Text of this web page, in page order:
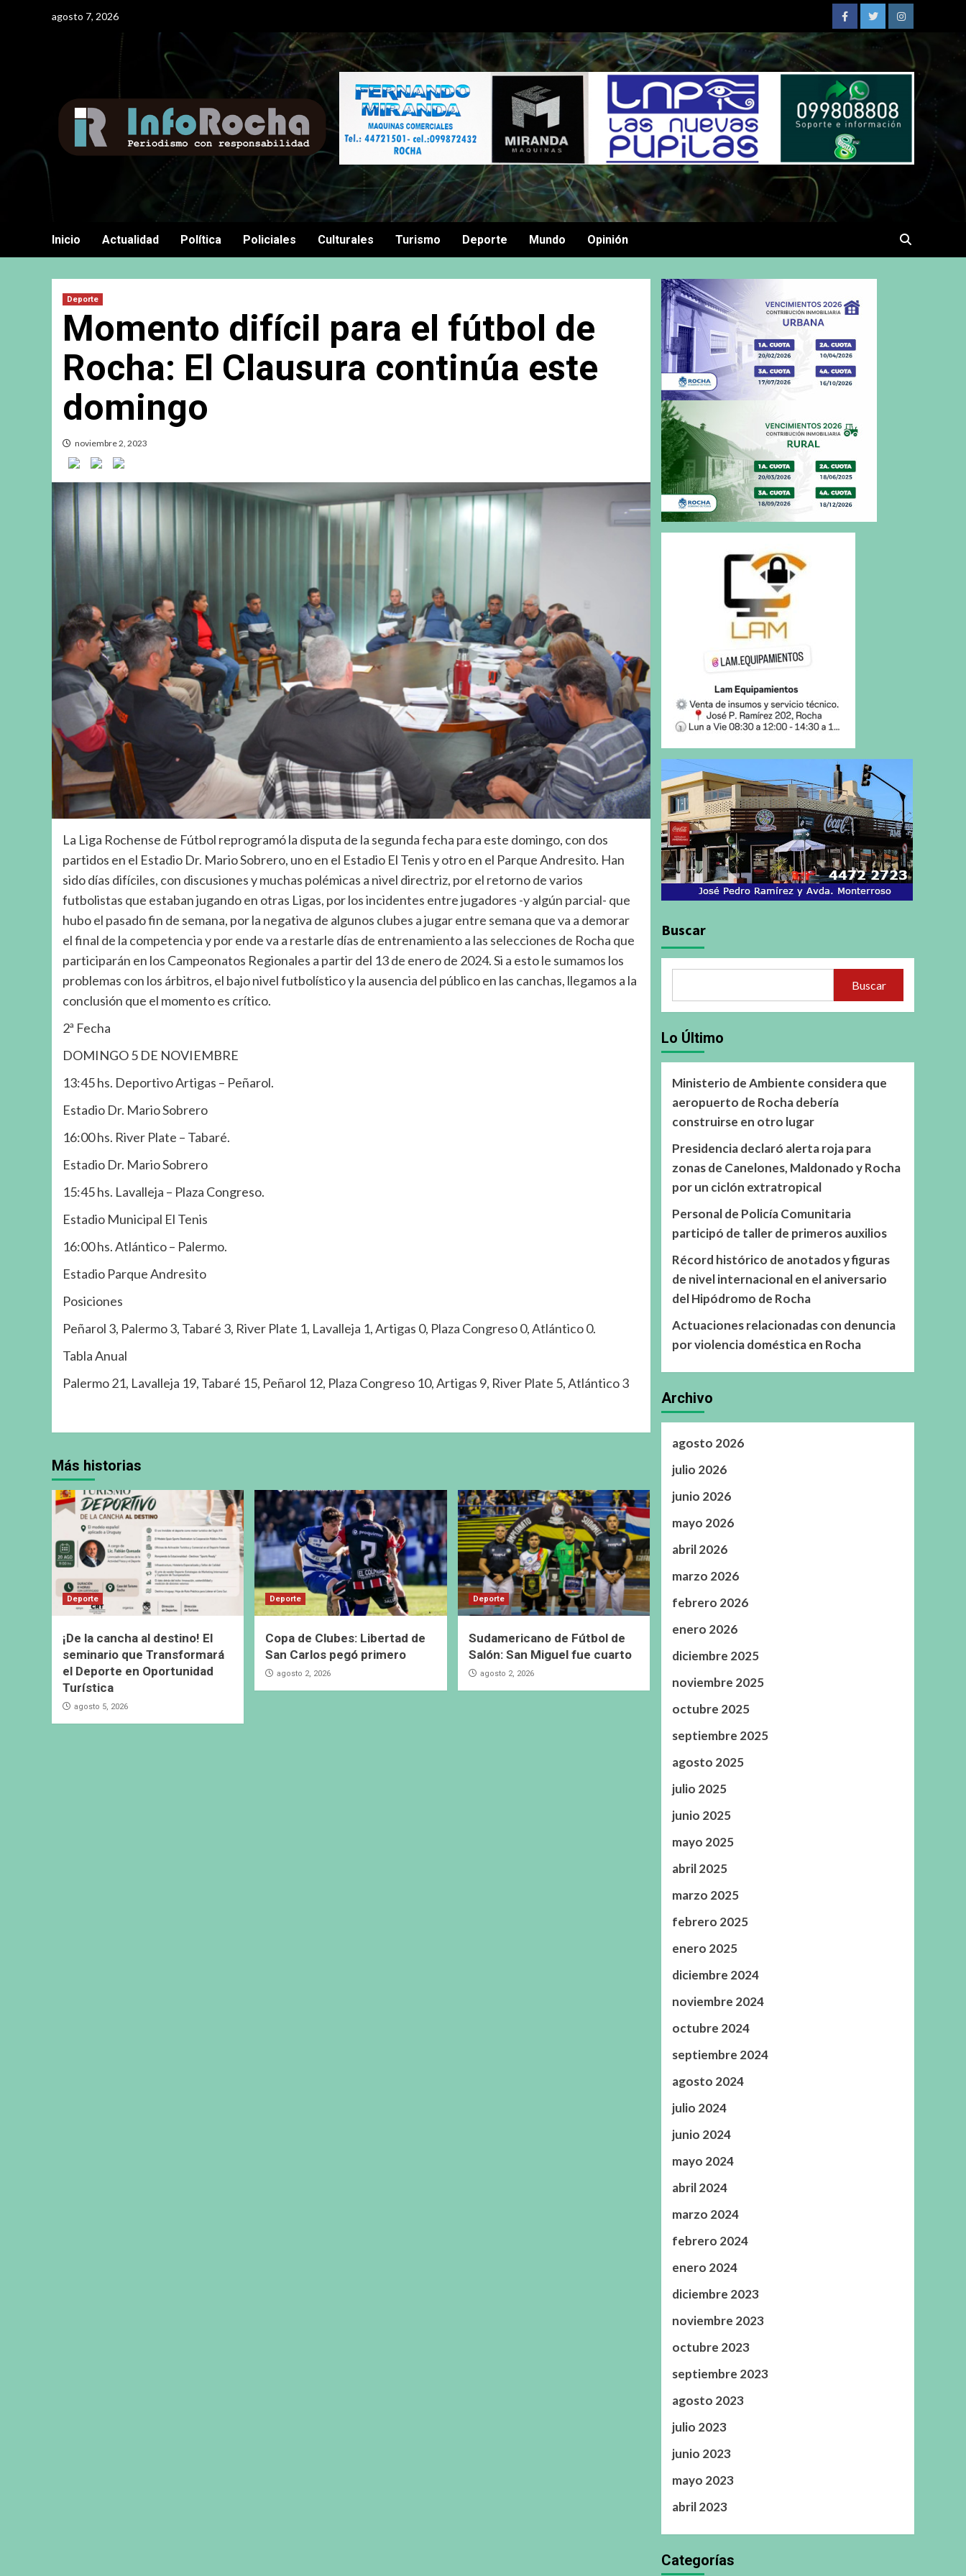
agosto 7, 2026
FacebookTwitterInstagram
Inicio Actualidad Política Policiales Culturales Turismo Deporte Mundo Opinión
Deporte
Momento difícil para el fútbol de
Rocha: El Clausura continúa este
domingo
noviembre 2, 2023
La Liga Rochense de Fútbol reprogramó la disputa de la segunda fecha para este domingo, con dos
partidos en el Estadio Dr. Mario Sobrero, uno en el Estadio El Tenis y otro en el Parque Andresito. Han
sido días difíciles, con discusiones y muchas polémicas a nivel directriz, por el retorno de varios
futbolistas que estaban jugando en otras Ligas, por los incidentes entre jugadores -y algún parcial- que
hubo el pasado fin de semana, por la negativa de algunos clubes a jugar entre semana que va a demorar
el final de la competencia y por ende va a restarle días de entrenamiento a las selecciones de Rocha que
participarán en los Campeonatos Regionales a partir del 13 de enero de 2024. Si a esto le sumamos los
problemas con los árbitros, el bajo nivel futbolístico y la ausencia del público en las canchas, llegamos a la
conclusión que el momento es crítico.
2ª Fecha
DOMINGO 5 DE NOVIEMBRE
13:45 hs. Deportivo Artigas – Peñarol.
Estadio Dr. Mario Sobrero
16:00 hs. River Plate – Tabaré.
Estadio Dr. Mario Sobrero
15:45 hs. Lavalleja – Plaza Congreso.
Estadio Municipal El Tenis
16:00 hs. Atlántico – Palermo.
Estadio Parque Andresito
Posiciones
Peñarol 3, Palermo 3, Tabaré 3, River Plate 1, Lavalleja 1, Artigas 0, Plaza Congreso 0, Atlántico 0.
Tabla Anual
Palermo 21, Lavalleja 19, Tabaré 15, Peñarol 12, Plaza Congreso 10, Artigas 9, River Plate 5, Atlántico 3
Más historias
Deporte
¡De la cancha al destino! El
seminario que Transformará
el Deporte en Oportunidad
Turística
agosto 5, 2026
Deporte
Copa de Clubes: Libertad de
San Carlos pegó primero
agosto 2, 2026
Deporte
Sudamericano de Fútbol de
Salón: San Miguel fue cuarto
agosto 2, 2026
Buscar
Buscar
Lo Último
Ministerio de Ambiente considera que
aeropuerto de Rocha debería
construirse en otro lugar
Presidencia declaró alerta roja para
zonas de Canelones, Maldonado y Rocha
por un ciclón extratropical
Personal de Policía Comunitaria
participó de taller de primeros auxilios
Récord histórico de anotados y figuras
de nivel internacional en el aniversario
del Hipódromo de Rocha
Actuaciones relacionadas con denuncia
por violencia doméstica en Rocha
Archivo
agosto 2026
julio 2026
junio 2026
mayo 2026
abril 2026
marzo 2026
febrero 2026
enero 2026
diciembre 2025
noviembre 2025
octubre 2025
septiembre 2025
agosto 2025
julio 2025
junio 2025
mayo 2025
abril 2025
marzo 2025
febrero 2025
enero 2025
diciembre 2024
noviembre 2024
octubre 2024
septiembre 2024
agosto 2024
julio 2024
junio 2024
mayo 2024
abril 2024
marzo 2024
febrero 2024
enero 2024
diciembre 2023
noviembre 2023
octubre 2023
septiembre 2023
agosto 2023
julio 2023
junio 2023
mayo 2023
abril 2023
Categorías